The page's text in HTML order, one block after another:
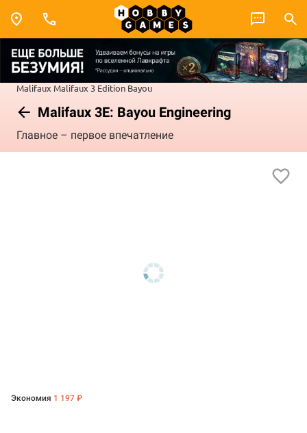
Malifaux Malifaux 3 Edition Bayou
Malifaux 3E: Bayou Engineering
Главное – первое впечатление
Экономия 1 197 ₽